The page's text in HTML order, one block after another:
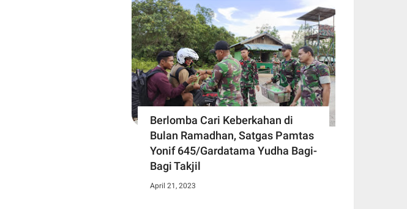
Berlomba Cari Keberkahan di
Bulan Ramadhan, Satgas Pamtas
Yonif 645/Gardatama Yudha Bagi-
Bagi Takjil
April 21, 2023